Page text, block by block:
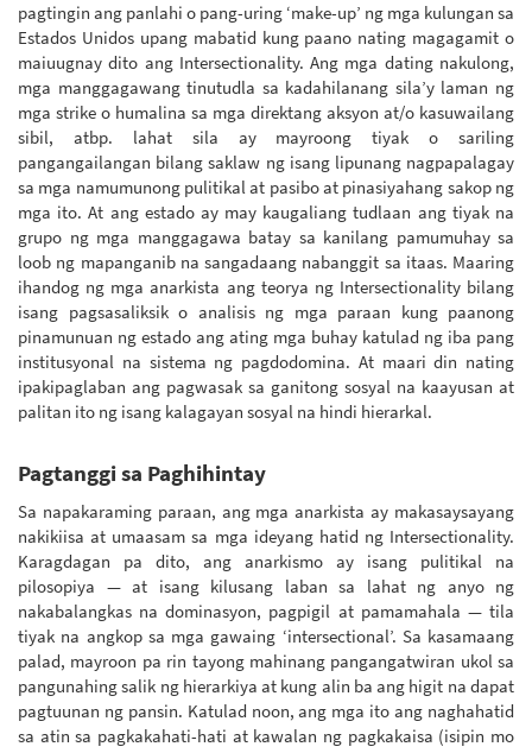
pagtingin ang panlahi o pang-uring ‘make-up’ ng mga kulungan sa
Estados Unidos upang mabatid kung paano nating magagamit o
maiuugnay dito ang Intersectionality. Ang mga dating nakulong,
mga manggagawang tinutudla sa kadahilanang sila’y laman ng
mga strike o humalina sa mga direktang aksyon at/o kasuwailang
sibil, atbp. lahat sila ay mayroong tiyak o sariling
pangangailangan bilang saklaw ng isang lipunang nagpapalagay
sa mga namumunong pulitikal at pasibo at pinasiyahang sakop ng
mga ito. At ang estado ay may kaugaliang tudlaan ang tiyak na
grupo ng mga manggagawa batay sa kanilang pamumuhay sa
loob ng mapanganib na sangadaang nabanggit sa itaas. Maaring
ihandog ng mga anarkista ang teorya ng Intersectionality bilang
isang pagsasaliksik o analisis ng mga paraan kung paanong
pinamunuan ng estado ang ating mga buhay katulad ng iba pang
institusyonal na sistema ng pagdodomina. At maari din nating
ipakipaglaban ang pagwasak sa ganitong sosyal na kaayusan at
palitan ito ng isang kalagayan sosyal na hindi hierarkal.
Pagtanggi sa Paghihintay
Sa napakaraming paraan, ang mga anarkista ay makasaysayang
nakikiisa at umaasam sa mga ideyang hatid ng Intersectionality.
Karagdagan pa dito, ang anarkismo ay isang pulitikal na
pilosopiya — at isang kilusang laban sa lahat ng anyo ng
nakabalangkas na dominasyon, pagpigil at pamamahala — tila
tiyak na angkop sa mga gawaing ‘intersectional’. Sa kasamaang
palad, mayroon pa rin tayong mahinang pangangatwiran ukol sa
pangunahing salik ng hierarkiya at kung alin ba ang higit na dapat
pagtuunan ng pansin. Katulad noon, ang mga ito ang naghahatid
sa atin sa pagkakahati-hati at kawalan ng pagkakaisa (isipin mo